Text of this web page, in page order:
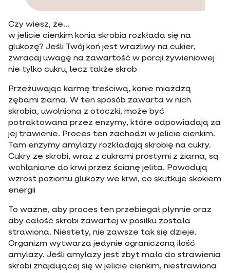
Czy wiesz, że...
w jelicie cienkim konia skrobia rozkłada się na
glukozę? Jeśli Twój koń jest wrażliwy na cukier,
zwracaj uwagę na zawartość w porcji żywieniowej
nie tylko cukru, lecz także skrob
Przeżuwając karmę treściwą, konie miażdżą
zębami ziarna. W ten sposób zawarta w nich
skrobia, uwolniona z otoczki, może być
potraktowana przez enzymy, które odpowiadają za
jej trawienie. Proces ten zachodzi w jelicie cienkim.
Tam enzymy amylazy rozkładają skrobię na cukry.
Cukry ze skrobi, wraz z cukrami prostymi z ziarna, są
wchłaniane do krwi przez ścianę jelita. Powodują
wzrost poziomu glukozy we krwi, co skutkuje skokiem
energii
To ważne, aby proces ten przebiegał płynnie oraz
aby całość skrobi zawartej w posiłku została
strawiona. Niestety, nie zawsze tak się dzieje.
Organizm wytwarza jedynie ograniczoną ilość
amylazy. Jeśli amylazy jest zbyt mało do strawienia
skrobi znajdującej się w jelicie cienkim, niestrawiona